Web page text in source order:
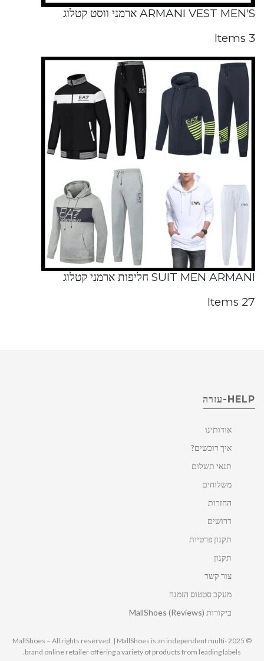
ARMANI VEST MEN'S ארמני ווסט קטלוג
3 Items
SUIT MEN ARMANI חליפות ארמני קטלוג
27 Items
HELP-עזרה
אודותינו
איך רוכשים?
תנאי תשלום
משלוחים
החזרות
דרושים
תקנון פרטיות
תקנון
צור קשר
מעקב סטטוס הזמנה
ביקורות MallShoes (Reviews)
© 2025 MallShoes – All rights reserved. | MallShoes is an independent multi-
brand online retailer offering a variety of products from leading labels.